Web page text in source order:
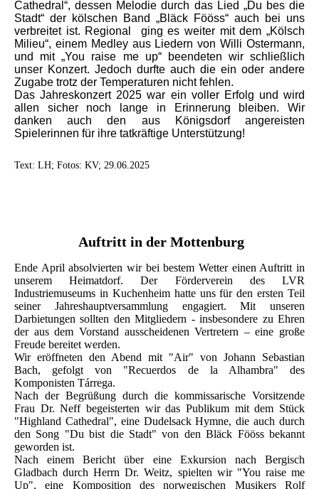
Cathedral“, dessen Melodie durch das Lied „Du bes die
Stadt“ der kölschen Band „Bläck Fööss“ auch bei uns
verbreitet ist. Regional ging es weiter mit dem „Kölsch
Milieu“, einem Medley aus Liedern von Willi Ostermann,
und mit „You raise me up“ beendeten wir schließlich
unser Konzert. Jedoch durfte auch die ein oder andere
Zugabe trotz der Temperaturen nicht fehlen.
Das Jahreskonzert 2025 war ein voller Erfolg und wird
allen sicher noch lange in Erinnerung bleiben. Wir
danken auch den aus Königsdorf angereisten
Spielerinnen für ihre tatkräftige Unterstützung!
Text: LH; Fotos: KV; 29.06.2025
Auftritt in der Mottenburg
Ende April absolvierten wir bei bestem Wetter einen Auftritt in
unserem Heimatdorf. Der Förderverein des LVR
Industriemuseums in Kuchenheim hatte uns für den ersten Teil
seiner Jahreshauptversammlung engagiert. Mit unseren
Darbietungen sollten den Mitgliedern - insbesondere zu Ehren
der aus dem Vorstand ausscheidenen Vertretern – eine große
Freude bereitet werden.
Wir eröffneten den Abend mit "Air" von Johann Sebastian
Bach, gefolgt von "Recuerdos de la Alhambra" des
Komponisten Tárrega.
Nach der Begrüßung durch die kommissarische Vorsitzende
Frau Dr. Neff begeisterten wir das Publikum mit dem Stück
"Highland Cathedral", eine Dudelsack Hymne, die auch durch
den Song "Du bist die Stadt" von den Bläck Fööss bekannt
geworden ist.
Nach einem Bericht über eine Exkursion nach Bergisch
Gladbach durch Herrn Dr. Weitz, spielten wir "You raise me
Up", eine Komposition des norwegischen Musikers Rolf